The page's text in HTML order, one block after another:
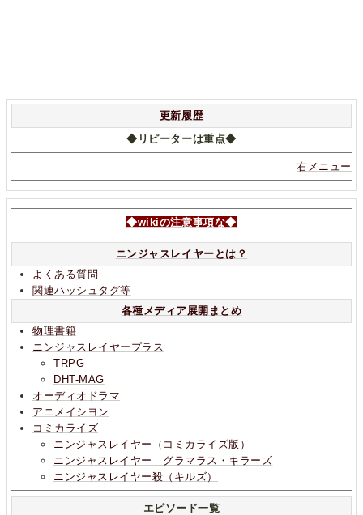
更新履歴
◆リピーターは重点◆
右メニュー
◆wikiの注意事項な◆
ニンジャスレイヤーとは？
よくある質問
関連ハッシュタグ等
各種メディア展開まとめ
物理書籍
ニンジャスレイヤープラス
TRPG
DHT-MAG
オーディオドラマ
アニメイシヨン
コミカライズ
ニンジャスレイヤー（コミカライズ版）
ニンジャスレイヤー グラマラス・キラーズ
ニンジャスレイヤー殺（キルズ）
エピソード一覧